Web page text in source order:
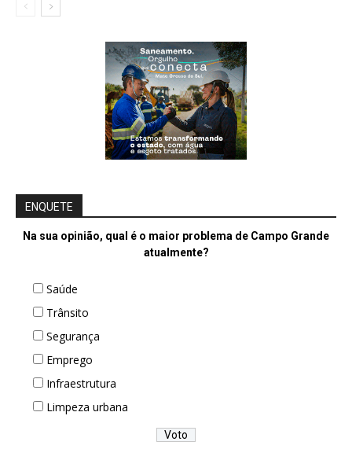
ENQUETE
Na sua opinião, qual é o maior problema de Campo Grande
atualmente?
Saúde
Trânsito
Segurança
Emprego
Infraestrutura
Limpeza urbana